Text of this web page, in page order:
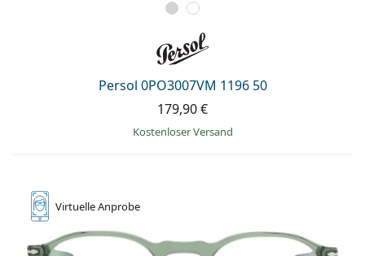
Persol 0PO3007VM 1196 50
179,90 €
Kostenloser Versand
VirtuelleAnprobe